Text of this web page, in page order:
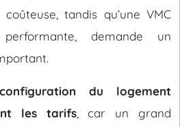
tandis qu’une VMC
demande un
du logement
les tarifs, car un grand